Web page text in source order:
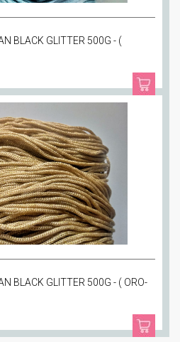
BLACK GLITTER 500G - (
BLACK GLITTER 500G - ( ORO-